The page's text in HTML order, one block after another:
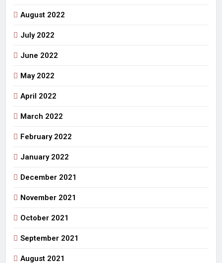
August 2022
July 2022
June 2022
May 2022
April 2022
March 2022
February 2022
January 2022
December 2021
November 2021
October 2021
September 2021
August 2021